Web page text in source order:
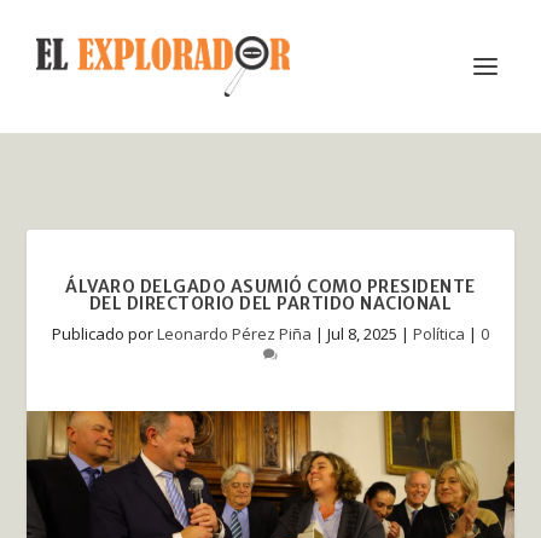
ÁLVARO DELGADO ASUMIÓ COMO PRESIDENTE
DEL DIRECTORIO DEL PARTIDO NACIONAL
Publicado porLeonardo Pérez Piña | Jul 8, 2025 | Política | 0